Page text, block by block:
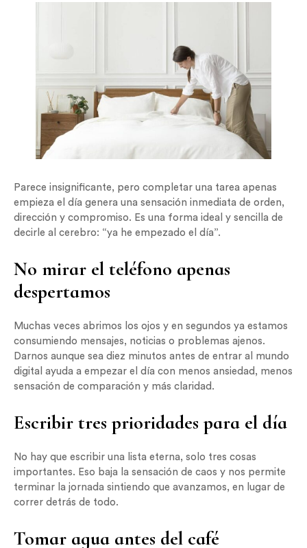
Parece insignificante, pero completar una tarea apenas
empieza el día genera una sensación inmediata de orden,
dirección y compromiso. Es una forma ideal y sencilla de
decirle al cerebro: “ya he empezado el día”.
No mirar el teléfono apenas
despertamos
Muchas veces abrimos los ojos y en segundos ya estamos
consumiendo mensajes, noticias o problemas ajenos.
Darnos aunque sea diez minutos antes de entrar al mundo
digital ayuda a empezar el día con menos ansiedad, menos
sensación de comparación y más claridad.
Escribir tres prioridades para el día
No hay que escribir una lista eterna, solo tres cosas
importantes. Eso baja la sensación de caos y nos permite
terminar la jornada sintiendo que avanzamos, en lugar de
correr detrás de todo.
Tomar agua antes del café